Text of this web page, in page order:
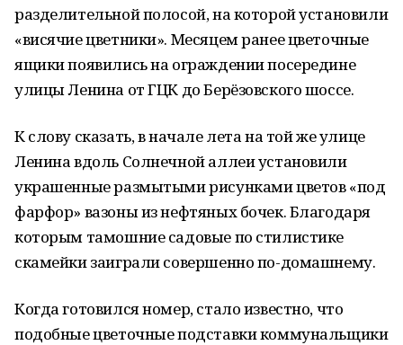
разделительной полосой, на которой установили
«висячие цветники». Месяцем ранее цветочные
ящики появились на ограждении посередине
улицы Ленина от ГЦК до Берёзовского шоссе.
К слову сказать, в начале лета на той же улице
Ленина вдоль Солнечной аллеи установили
украшенные размытыми рисунками цветов «под
фарфор» вазоны из нефтяных бочек. Благодаря
которым тамошние садовые по стилистике
скамейки заиграли совершенно по-домашнему.
Когда готовился номер, стало известно, что
подобные цветочные подставки коммунальщики